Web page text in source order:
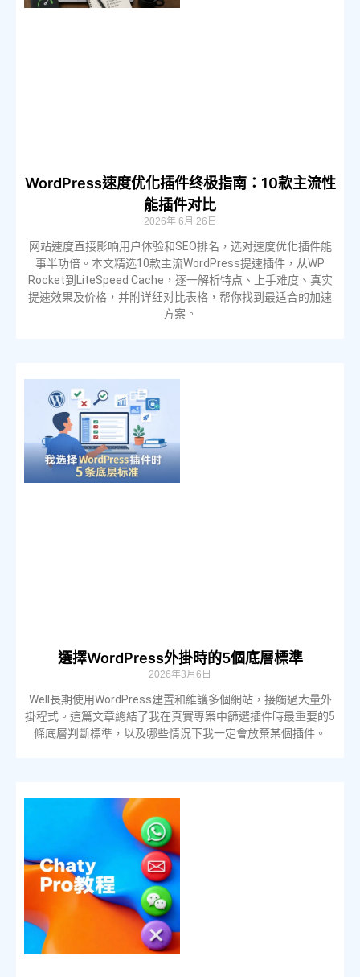
WordPress速度优化插件终极指南：10款主流性
能插件对比
2026年 6月 26日
网站速度直接影响用户体验和SEO排名，选对速度优化插件能
事半功倍。本文精选10款主流WordPress提速插件，从WP
Rocket到LiteSpeed Cache，逐一解析特点、上手难度、真实
提速效果及价格，并附详细对比表格，帮你找到最适合的加速
方案。
選擇WordPress外掛時的5個底層標準
2026年3月6日
Well長期使用WordPress建置和維護多個網站，接觸過大量外
掛程式。這篇文章總結了我在真實專案中篩選插件時最重要的5
條底層判斷標準，以及哪些情況下我一定會放棄某個插件。